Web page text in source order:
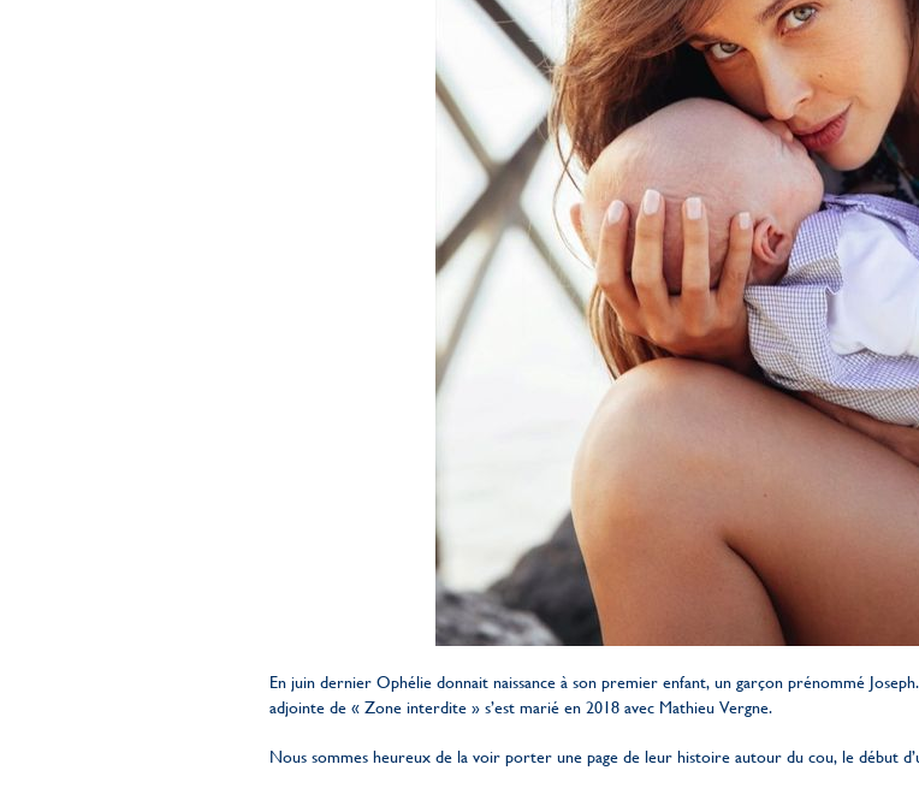
En juin dernier Ophélie donnait naissance à son premier enfant, un garçon prénommé
adjointe de « Zone interdite » s’est marié en 2018 avec Mathieu Vergne.
Nous sommes heureux de la voir porter une page de leur histoire autour du cou, le début